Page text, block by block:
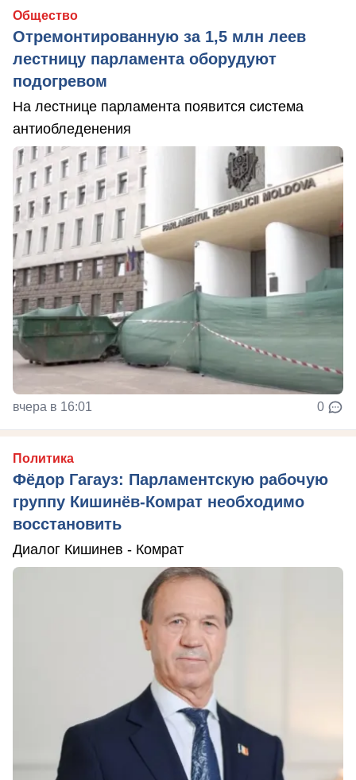
Общество
Отремонтированную за 1,5 млн леев
лестницу парламента оборудуют
подогревом
На лестнице парламента появится система
антиобледенения
вчера в 16:01 0
Политика
Фёдор Гагауз: Парламентскую рабочую
группу Кишинёв-Комрат необходимо
восстановить
Диалог Кишинев - Комрат